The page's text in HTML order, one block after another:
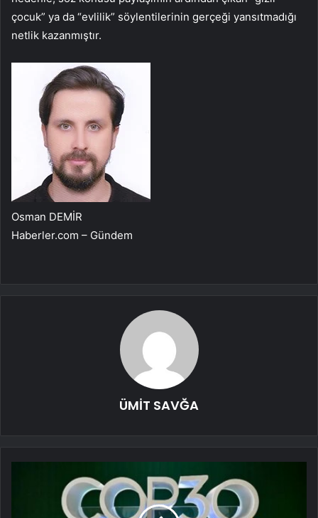
çocuk” ya da “evlilik” söylentilerinin gerçeği yansıtmadığı
netlik kazanmıştır.
Osman DEMİR
Haberler.com – Gündem
ÜMİT SAVĞA